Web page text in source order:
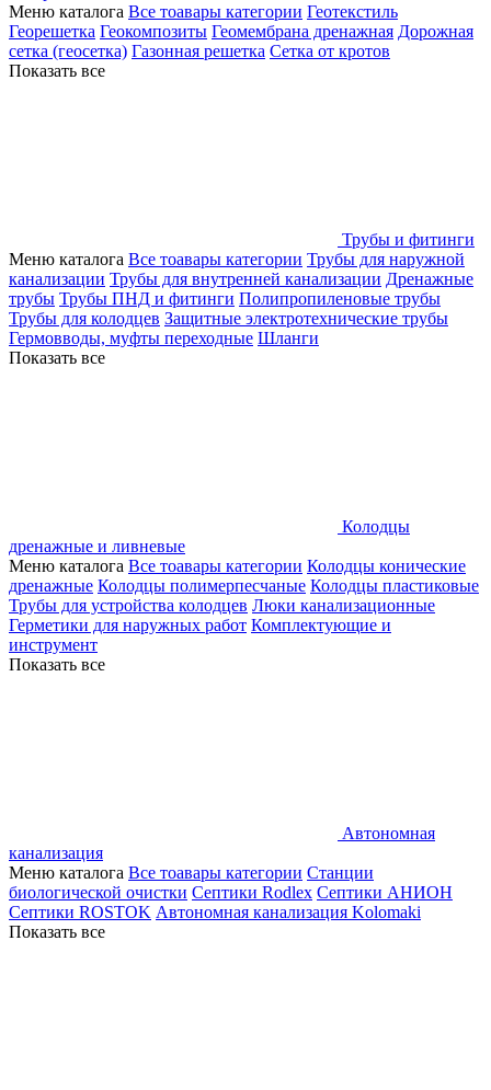
Меню каталога Все тоавары категории Геотекстиль
Георешетка Геокомпозиты Геомембрана дренажная Дорожная
сетка (геосетка) Газонная решетка Сетка от кротов
Показать все
Трубы и фитинги
Меню каталога Все тоавары категории Трубы для наружной
канализации Трубы для внутренней канализации Дренажные
трубы Трубы ПНД и фитинги Полипропиленовые трубы
Трубы для колодцев Защитные электротехнические трубы
Гермовводы, муфты переходные Шланги
Показать все
Колодцы
дренажные и ливневые
Меню каталога Все тоавары категории Колодцы конические
дренажные Колодцы полимерпесчаные Колодцы пластиковые
Трубы для устройства колодцев Люки канализационные
Герметики для наружных работ Комплектующие и
инструмент
Показать все
Автономная
канализация
Меню каталога Все тоавары категории Станции
биологической очистки Септики Rodlex Септики АНИОН
Септики ROSTOK Автономная канализация Kolomaki
Показать все